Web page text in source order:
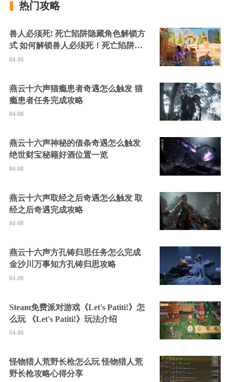
热门攻略
兽人必须死! 死亡陷阱隐藏角色解锁方
式 如何解锁兽人必须死！死亡陷阱中
的隐藏角色
04-08
燕云十六声猫瘾患者奇遇怎么触发 猫
瘾患者任务完成攻略
04-08
燕云十六声神秘的借条奇遇怎么触发
绝世财宝秘籍好酒位置一览
04-08
燕云十六声取经之后奇遇怎么触发 取
经之后奇遇完成攻略
04-08
燕云十六声方孔铸归思任务怎么完成
金沙川万事知方孔铸归思攻略
04-08
Steam免费派对游戏《Let's Patiti!》怎
么玩 《Let's Patiti!》玩法介绍
04-08
怪物猎人荒野长枪怎么玩 怪物猎人荒
野长枪攻略心得分享